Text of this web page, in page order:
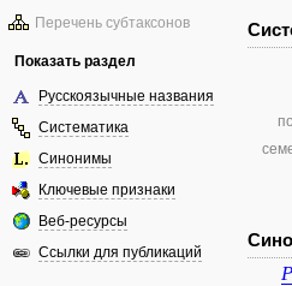
Перечень субтаксонов
Показать раздел
Русскоязычные названия
Систематика
Синонимы
Ключевые признаки
Веб-ресурсы
Ссылки для публикаций